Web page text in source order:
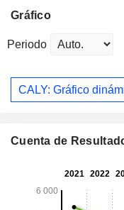
Gráfico
Periodo
CALY: Gráfico
Cuenta de